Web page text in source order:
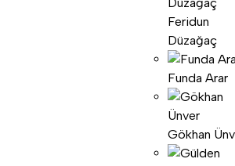
Feridun
Düzağaç
Funda Arar
Gökhan